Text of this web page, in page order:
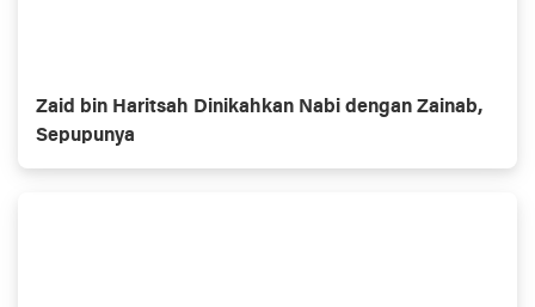
Zaid bin Haritsah Dinikahkan Nabi dengan Zainab,
Sepupunya